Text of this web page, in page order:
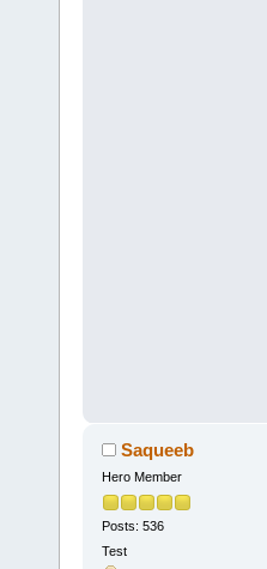
Saqueeb
Hero Member
Posts: 536
Test